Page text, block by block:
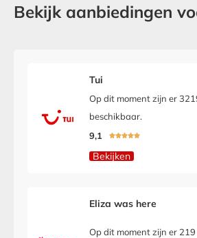
Bekijk aanbiedingen
Tui
Op dit moment zijn er
beschikbaar.
9,1

Bekijken
Eliza was here
Op dit moment zijn er